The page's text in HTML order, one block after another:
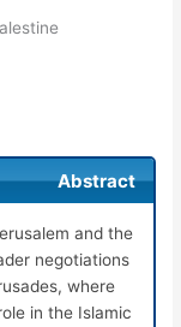
Abstract
and the
negotiations
where
in the Islamic